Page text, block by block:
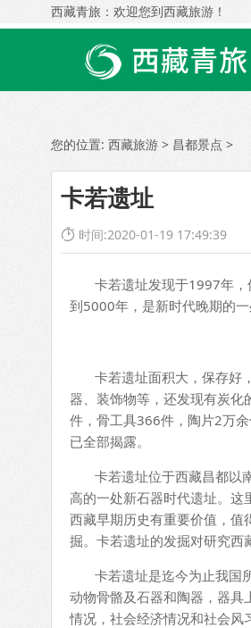
西藏青旅：欢迎您到西藏旅游！
您的位置: 西藏旅游 > 昌都景点 >
卡若遗址
 时间:2020-01-19 17:49:39
卡若遗址发现于1997年，
到5000年，是新时代晚期的
卡若遗址面积大，保存好，
器、装饰物等，还发现有炭
件，骨工具366件，陶片2万
已全部揭露。
卡若遗址位于西藏昌都以南
高的一处新石器时代遗址。这
西藏早期历史有重要价值，值
掘。卡若遗址的发掘对研究西
卡若遗址是迄今为止我国所
动物骨骼及石器和陶器，器具
情况，社会经济情况和社会风